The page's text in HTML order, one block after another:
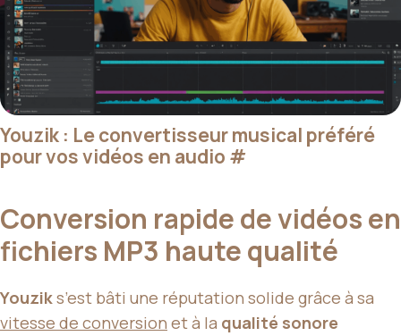
Youzik : Le convertisseur musical préféré
pour vos vidéos en audio #
Conversion rapide de vidéos en
fichiers MP3 haute qualité
Youziks’est bâti une réputation solide grâce à sa
vitesse de conversion et à la qualité sonore